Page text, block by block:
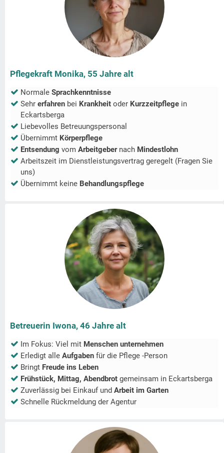
Pflegekraft Monika, 55 Jahre alt
Normale Sprachkenntnisse
Sehr erfahren bei Krankheit oder Kurzzeitpflege in
Eckartsberga
Liebevolles Betreuungspersonal
Übernimmt Körperpflege
Entsendung vom Arbeitgeber nach Mindestlohn
Arbeitszeit im Dienstleistungsvertrag geregelt (Fragen Sie
uns)
Übernimmt keine Behandlungspflege
Betreuerin Iwona, 46 Jahre alt
Im Fokus: Viel mit Menschen unternehmen
Erledigt alle Aufgaben für die Pflege -Person
Bringt Freude ins Leben
Frühstück, Mittag, Abendbrot gemeinsam in Eckartsberga
Zuverlässig bei Einkauf und Arbeit im Garten
Schnelle Rückmeldung der Agentur